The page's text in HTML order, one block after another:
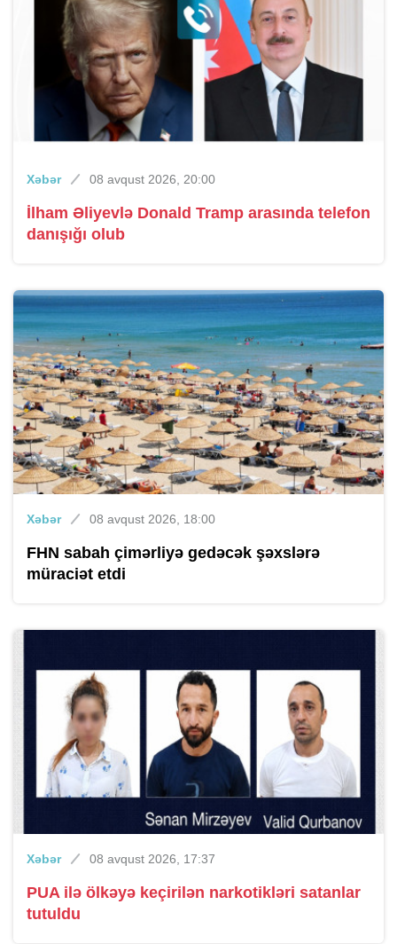
Xəbər 08 avqust 2026, 20:00
İlham Əliyevlə Donald Tramp arasında telefon
danışığı olub
Xəbər 08 avqust 2026, 18:00
FHN sabah çimərliyə gedəcək şəxslərə
müraciət etdi
Xəbər 08 avqust 2026, 17:37
PUA ilə ölkəyə keçirilən narkotikləri satanlar
tutuldu